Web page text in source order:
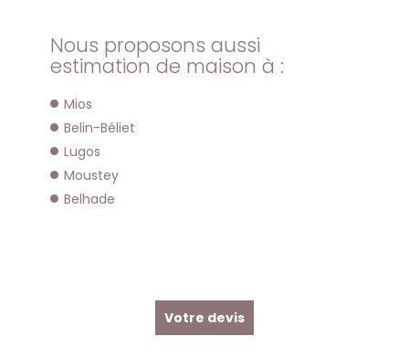
Nous proposons aussi
estimation de maison à :
Mios
Belin-Béliet
Lugos
Moustey
Belhade
Votre devis